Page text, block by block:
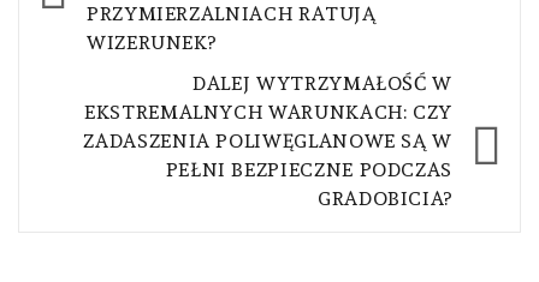
PRZYMIERZALNIACH RATUJĄ
WIZERUNEK?
DALEJ WYTRZYMAŁOŚĆ W
EKSTREMALNYCH WARUNKACH: CZY
ZADASZENIA POLIWĘGLANOWE SĄ W
PEŁNI BEZPIECZNE PODCZAS
GRADOBICIA?